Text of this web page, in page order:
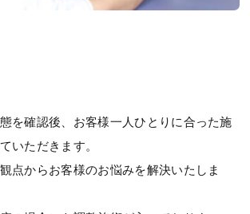
を確認後、お客様一人ひとりに合った施
いただきます。
点からお客様のお悩みを解決いたしま